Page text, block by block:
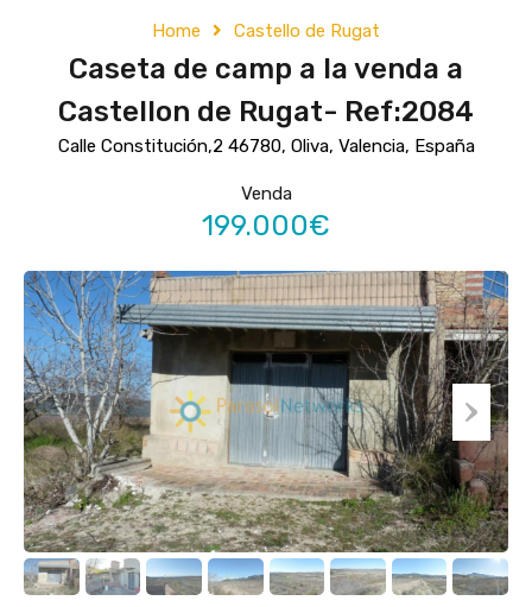
Home Castello de Rugat
Caseta de camp a la venda a
Castellon de Rugat- Ref:2084
Calle Constitución,2 46780, Oliva, Valencia, España
Venda
199.000€